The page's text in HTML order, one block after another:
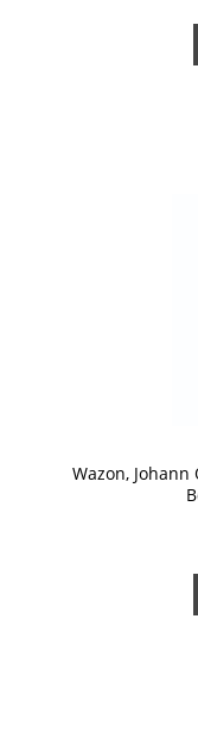
Wazon,